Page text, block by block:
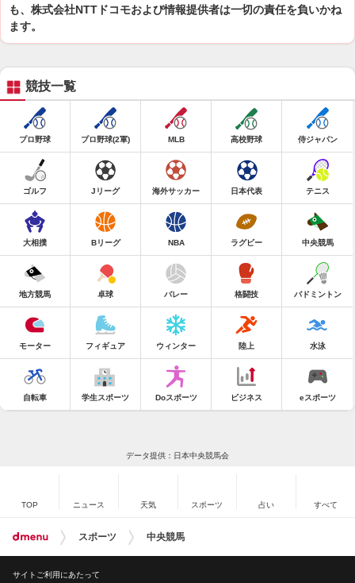
も、株式会社NTTドコモおよび情報提供者は一切の責任を負いかね
ます。
競技一覧
プロ野球 プロ野球(2軍) MLB 高校野球 侍ジャパン
ゴルフ Jリーグ 海外サッカー 日本代表 テニス
大相撲 Bリーグ NBA ラグビー 中央競馬
地方競馬 卓球 バレー 格闘技 バドミントン
モーター フィギュア ウィンター 陸上 水泳
自転車 学生スポーツ Doスポーツ ビジネス eスポーツ
データ提供：日本中央競馬会
TOP ニュース 天気 スポーツ 占い すべて
スポーツ 中央競馬
サイトご利用にあたって